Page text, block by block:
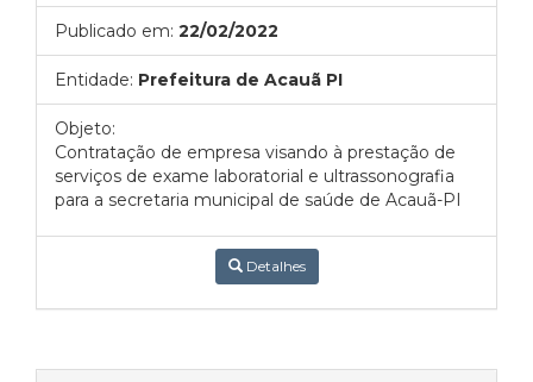
Publicado em: 22/02/2022
Entidade: Prefeitura de Acauã PI
Objeto:
Contratação de empresa visando à prestação de
serviços de exame laboratorial e ultrassonografia
para a secretaria municipal de saúde de Acauã-PI
Detalhes